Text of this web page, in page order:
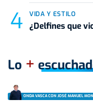
VIDA Y ESTILO
¿Delfines que
Lo +
ONDA VASCA CON JOSÉ MANUEL